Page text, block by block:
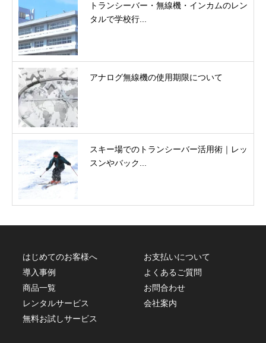
トランシーバー・無線機・インカムのレン
タルで学校行...
アナログ無線機の使用期限について
スキー場でのトランシーバー活用術｜レッ
スンやバック...
はじめてのお客様へ
導入事例
商品一覧
レンタルサービス
無料お試しサービス
お支払いについて
よくあるご質問
お問合わせ
会社案内